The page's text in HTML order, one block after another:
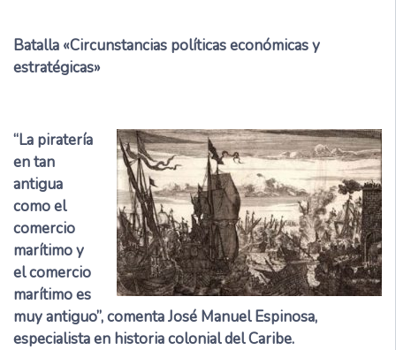
Batalla «Circunstancias políticas económicas y
estratégicas»
“La piratería
en tan
antigua
como el
comercio
marítimo y
el comercio
marítimo es
muy antiguo”, comenta José Manuel Espinosa,
especialista en historia colonial del Caribe.